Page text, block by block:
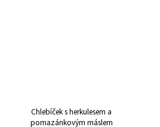
Chlebíček s herkulesem a
pomazánkovým máslem